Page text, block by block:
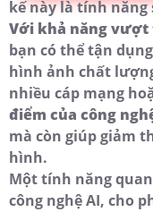
kế này là tính
Với khả năng vượt
bạn có thể tận
hình ảnh chất
nhiều cáp mạng
điểm của công
mà còn giúp giảm
hình.
Một tính năng
công nghệ AI, cho